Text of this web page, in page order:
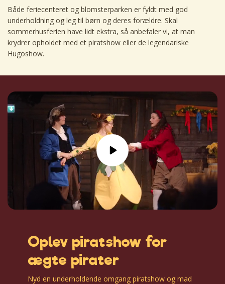
Både feriecenteret og blomsterparken er fyldt med god
underholdning og leg til børn og deres forældre. Skal
sommerhusferien have lidt ekstra, så anbefaler vi, at man
krydrer opholdet med et piratshow eller de legendariske
Hugoshow.
Oplev piratshow for
ægte pirater
Nyd en underholdende omgang piratshow og mad